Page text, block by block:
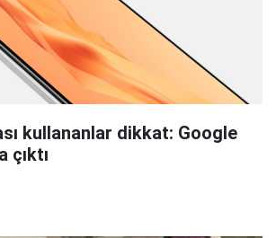
kullananlar dikkat: Google
çıktı